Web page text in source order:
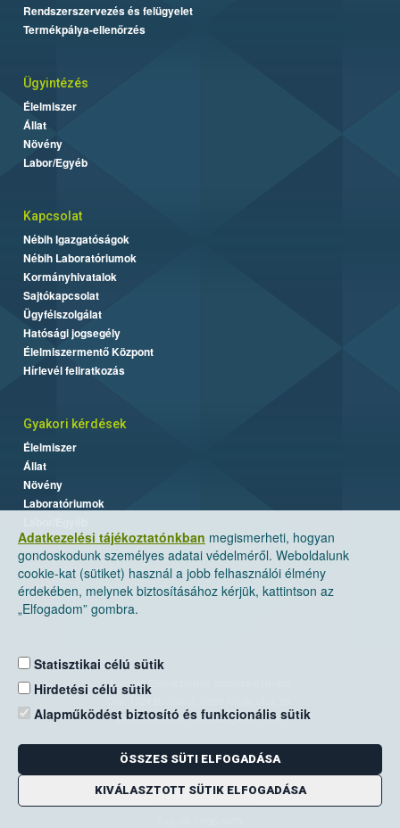
Adatkezelési tájékoztatónkban megismerheti, hogyan
gondoskodunk személyes adatai védelméről. Weboldalunk
cookie-kat (sütiket) használ a jobb felhasználói élmény
érdekében, melynek biztosításához kérjük, kattintson az
„Elfogadom” gombra.
Statisztikai célú sütik
Hirdetési célú sütik
Alapműködést biztosító és funkcionális sütik
ÖSSZES SÜTI ELFOGADÁSA
KIVÁLASZTOTT SÜTIK ELFOGADÁSA
Rendszerszervezés és felügyelet
Termékpálya-ellenőrzés
Ügyintézés
Élelmiszer
Állat
Növény
Labor/Egyéb
Kapcsolat
Nébih Igazgatóságok
Nébih Laboratóriumok
Kormányhivatalok
Sajtókapcsolat
Ügyfélszolgálat
Hatósági jogsegély
Élelmiszermentő Központ
Hírlevél feliratkozás
Gyakori kérdések
Élelmiszer
Állat
Növény
Laboratóriumok
Nemzeti Élelmiszerlánc-biztonsági Hivatal
Levelezési cím: 1525 Budapest. Pf. 30.
E-mail:ugyfelszolgalat@nebih.gov.hu
Zöld szám: 06-80/263-244
Telefon: 06-1/ 336-9000